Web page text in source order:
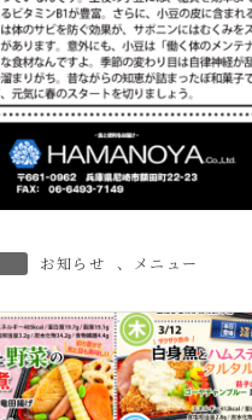
お知らせ 、 メニュー